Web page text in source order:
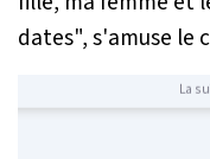
dates", s'amuse le
La